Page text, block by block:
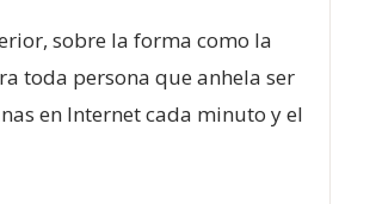
sobre la forma como la
toda persona que anhela ser
en Internet cada minuto y el